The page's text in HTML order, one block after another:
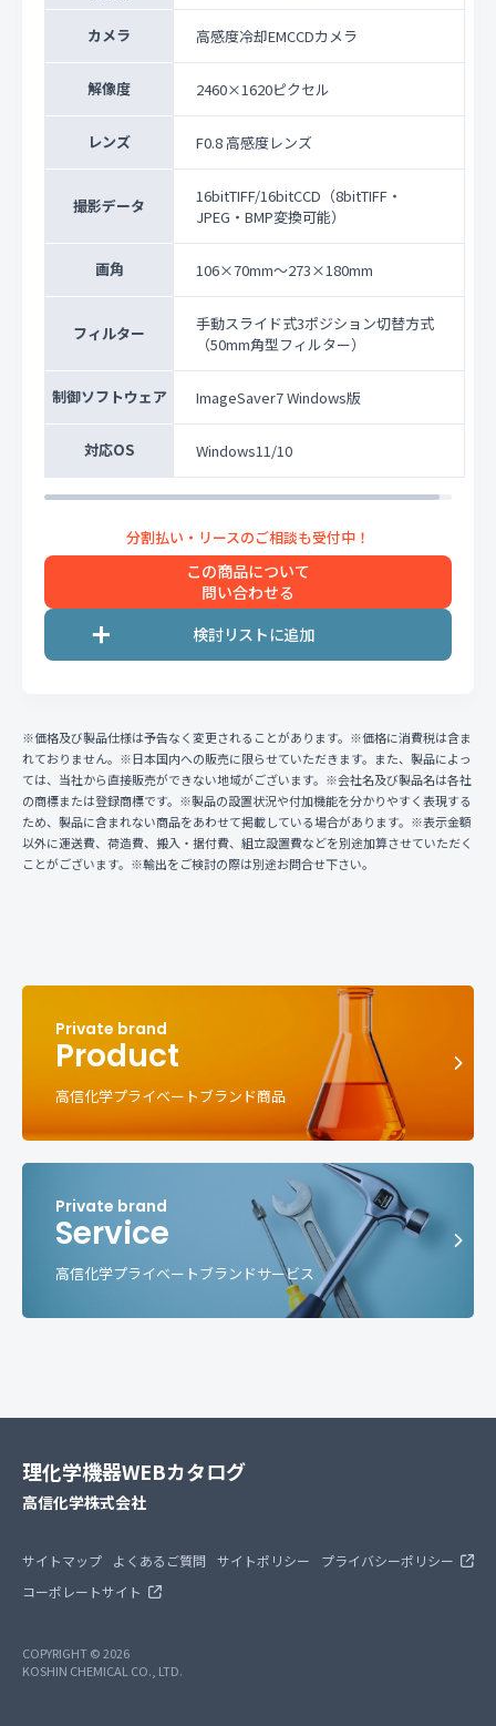
カメラ 高感度冷却EMCCDカメラ
解像度 2460×1620ピクセル
レンズ F0.8 高感度レンズ
撮影データ
16bitTIFF/16bitCCD（8bitTIFF・
JPEG・BMP変換可能）
画角 106×70mm～273×180mm
フィルター
手動スライド式3ポジション切替方式
（50mm角型フィルター）
制御ソフトウェア ImageSaver7 Windows版
対応OS Windows11/10
この商品について
問い合わせる
※価格及び製品仕様は予告なく変更されることがあります。※価格に消費税は含ま
れておりません。※日本国内への販売に限らせていただきます。また、製品によっ
ては、当社から直接販売ができない地域がございます。※会社名及び製品名は各社
の商標または登録商標です。※製品の設置状況や付加機能を分かりやすく表現する
ため、製品に含まれない商品をあわせて掲載している場合があります。※表示金額
以外に運送費、荷造費、搬入・据付費、組立設置費などを別途加算させていただく
ことがございます。※輸出をご検討の際は別途お問合せ下さい。
Product
高信化学プライベートブランド商品
Service
高信化学プライベートブランドサービス
理化学機器WEBカタログ
高信化学株式会社
サイトマップ よくあるご質問 サイトポリシー
プライバシーポリシー
コーポレートサイト
COPYRIGHT © 2026
KOSHIN CHEMICAL CO., LTD.